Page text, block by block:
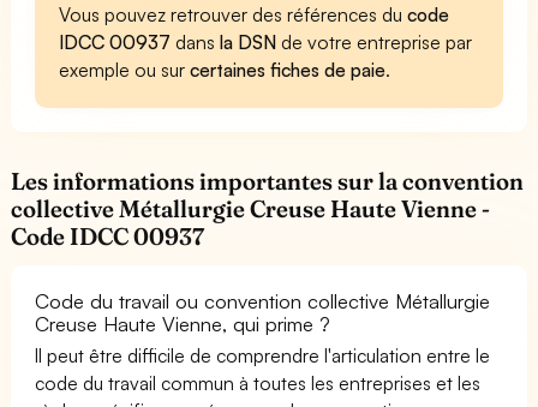
Vous pouvez retrouver des références ducode
IDCC 00937 dansla DSN de votre entreprise par
exemple ou surcertaines fiches de paie.
Les informations importantes sur la convention
collective Métallurgie Creuse Haute Vienne -
Code IDCC 00937
Code du travail ou convention collective Métallurgie
Creuse Haute Vienne, qui prime ?
Il peut être difficile de comprendre l'articulation entre le
code du travail commun à toutes les entreprises et les